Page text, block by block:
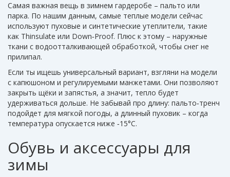
Самая важная вещь в зимнем гардеробе – пальто или
парка. По нашим данным, самые теплые модели сейчас
используют пуховые и синтетические утеплители, такие
как Thinsulate или Down‑Proof. Плюс к этому – наружные
ткани с водоотталкивающей обработкой, чтобы снег не
прилипал.
Если ты ищешь универсальный вариант, взгляни на модели
с капюшоном и регулируемыми манжетами. Они позволяют
закрыть щёки и запястья, а значит, тепло будет
удерживаться дольше. Не забывай про длину: пальто‑тренч
подойдет для мягкой погоды, а длинный пуховик – когда
температура опускается ниже ‑15°C.
Обувь и аксессуары для
зимы